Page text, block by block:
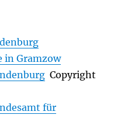
in Gramzow
Copyright
für